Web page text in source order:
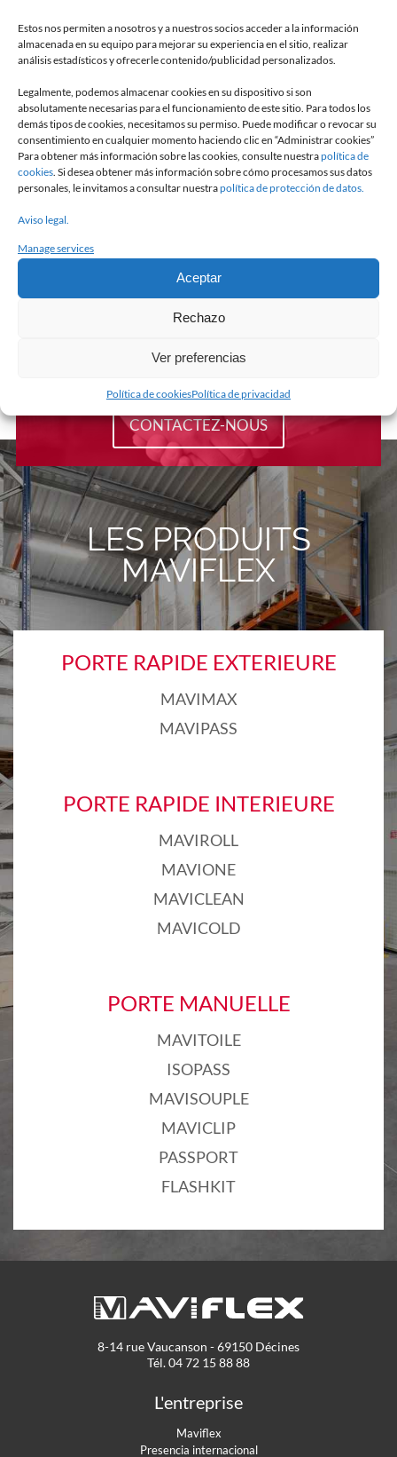
Estos nos permiten a nosotros y a nuestros socios acceder a la información
almacenada en su equipo para mejorar su experiencia en el sitio, realizar
análisis estadísticos y ofrecerle contenido/publicidad personalizados.
Legalmente, podemos almacenar cookies en su dispositivo si son
absolutamente necesarias para el funcionamiento de este sitio. Para todos los
demás tipos de cookies, necesitamos su permiso. Puede modificar o revocar su
consentimiento en cualquier momento haciendo clic en “Administrar cookies”
Para obtener más información sobre las cookies, consulte nuestrapolítica de
cookies . Si desea obtener más información sobre cómo procesamos sus datos
personales, le invitamos a consultar nuestrapolítica de protección de datos.
Aviso legal.
Manage services
Aceptar
Rechazo
Ver preferencias
Política de cookiesPolítica de privacidad
EN SAVOIR +
LA BROCHURE
MAVIFLEX
UN PROJET?
CONTACTEZ-NOUS
LES PRODUITS
MAVIFLEX
PORTE RAPIDE EXTERIEURE
MAVIMAX
MAVIPASS
PORTE RAPIDE INTERIEURE
MAVIROLL
MAVIONE
MAVICLEAN
MAVICOLD
PORTE MANUELLE
MAVITOILE
ISOPASS
MAVISOUPLE
MAVICLIP
PASSPORT
FLASHKIT
8-14 rue Vaucanson - 69150 Décines
Tél. 04 72 15 88 88
L'entreprise
Maviflex
Presencia internacional